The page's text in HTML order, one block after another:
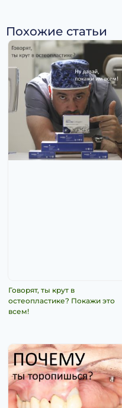
Похожие статьи
Говорят, ты крут в
остеопластике? Покажи это
всем!